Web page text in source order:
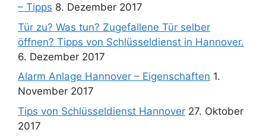
– Tipps 8. Dezember 2017
Tür zu? Was tun? Zugefallene Tür selber
öffnen? Tipps von Schlüsseldienst in Hannover.
6. Dezember 2017
Alarm Anlage Hannover – Eigenschaften 1.
November 2017
Tips von Schlüsseldienst Hannover 27. Oktober
2017